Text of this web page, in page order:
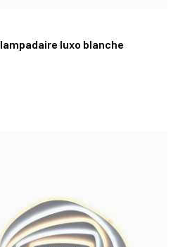
lampadaire luxo blanche